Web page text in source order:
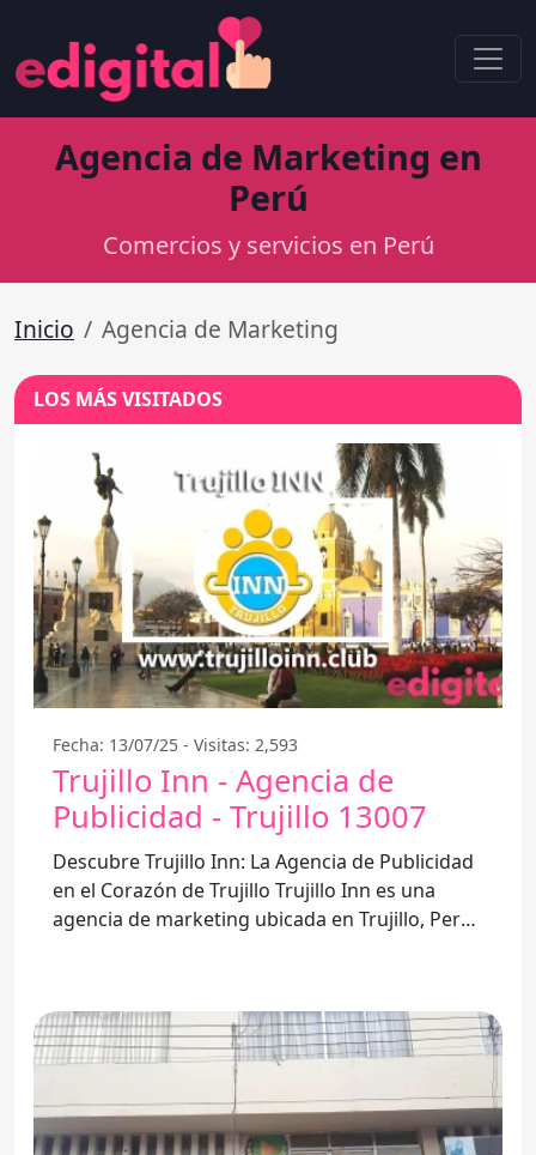
Agencia de Marketing en
Perú
Comercios y servicios en Perú
Inicio Agencia de Marketing
LOS MÁS VISITADOS
Fecha: 13/07/25 - Visitas: 2,593
Trujillo Inn - Agencia de
Publicidad - Trujillo 13007
Descubre Trujillo Inn: La Agencia de Publicidad
en el Corazón de Trujillo Trujillo Inn es una
agencia de marketing ubicada en Trujillo, Perú,